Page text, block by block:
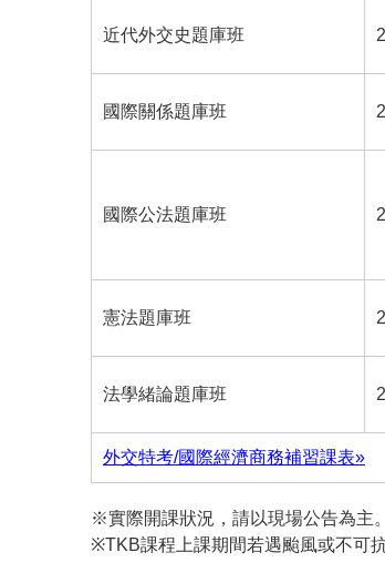
近代外交史題庫班
國際關係題庫班
國際公法題庫班
憲法題庫班
法學緒論題庫班
外交特考/國際經濟商務補習課表»
※實際開課狀況，請以現場公告為主。
※TKB課程上課期間若遇颱風或不可